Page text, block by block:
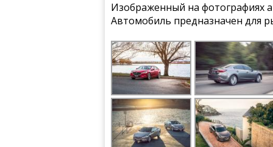
Изображенный на фотографиях
Автомобиль предназначен для